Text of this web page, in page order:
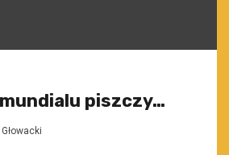
piszczy…